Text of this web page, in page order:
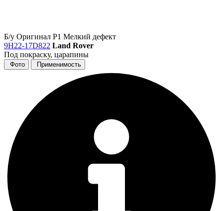
Б/у Оригинал Р1 Мелкий дефект
9H22-17D822 Land Rover
Под покраску, царапины
Фото Применимость